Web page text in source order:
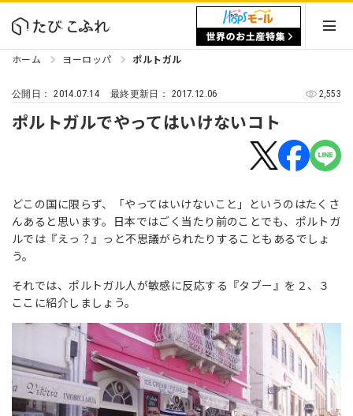
ホーム ヨーロッパ ポルトガル
公開日：2014.07.14 最終更新日： 2017.12.06 2,553
ポルトガルでやってはいけないコト
どこの国に限らず、「やってはいけないこと」というのはたくさ
んあると思います。日本ではごく当たり前のことでも、ポルトガ
ルでは『えっ？』っと不思議がられたりすることもあるでしょ
う。
それでは、ポルトガル人が敏感に反応する『タブー』を２、３
ここに紹介しましょう。